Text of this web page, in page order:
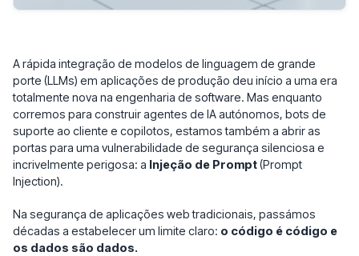
A rápida integração de modelos de linguagem de grande
porte (LLMs) em aplicações de produção deu início a uma era
totalmente nova na engenharia de software. Mas enquanto
corremos para construir agentes de IA autónomos, bots de
suporte ao cliente e copilotos, estamos também a abrir as
portas para uma vulnerabilidade de segurança silenciosa e
incrivelmente perigosa: a Injeção de Prompt(Prompt
Injection).
Na segurança de aplicações web tradicionais, passámos
décadas a estabelecer um limite claro: o código é código e
os dados são dados.